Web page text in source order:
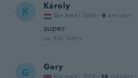
K Károly
Ble med i 2020 · 9 omtaler
super
ca. 4 år siden
G Gary